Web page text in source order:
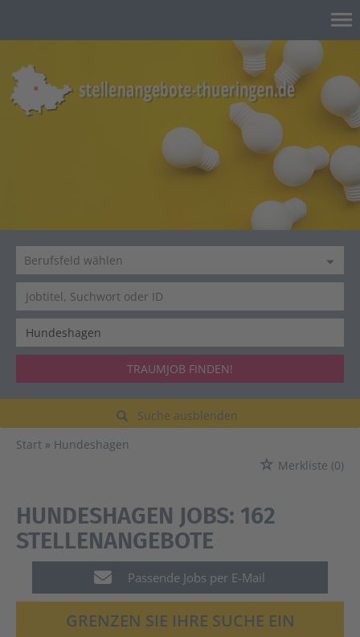
TRAUMJOB FINDEN!
Suche ausblenden
Start
Hundeshagen
Merkliste (0)
HUNDESHAGEN JOBS: 162
STELLENANGEBOTE
Passende Jobs per E-Mail
GRENZEN SIE IHRE SUCHE EIN